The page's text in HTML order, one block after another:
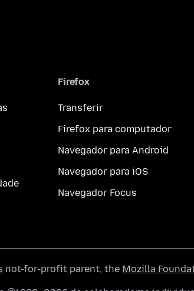
Firefox
Transferir
Firefox para computador
Navegador para Android
Navegador para iOS
Navegador Focus
not-for-profit parent, the Mozilla